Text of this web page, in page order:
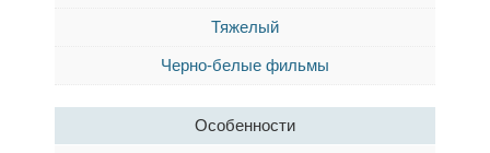
Тяжелый
Черно-белые фильмы
Особенности